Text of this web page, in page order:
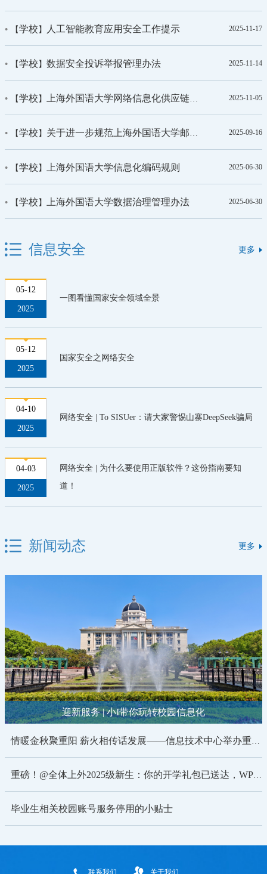
影像上外 教学资源入口
松江教学楼内部地图
【学校 】 人工智能教育应用安全工作提示 2025-11-17
【学校 】 数据安全投诉举报管理办法 2025-11-14
【学校 】 上海外国语大学网络信息化供应链安全管理办法（试行） 2025-11-05
【学校 】 关于进一步规范上海外国语大学邮箱使用管理的通知 2025-09-16
【学校 】 上海外国语大学信息化编码规则 2025-06-30
【学校 】 上海外国语大学数据治理管理办法 2025-06-30
信息安全 更多
05-12
2025
一图看懂国家安全领域全景
05-12
2025
国家安全之网络安全
04-10
2025
网络安全 | To SISUer：请大家警惕山寨DeepSeek骗局
04-03
2025
网络安全 | 为什么要使用正版软件？这份指南要知
道！
新闻动态 更多
迎新服务 | 小I带你玩转校园信息化
毕业生相关校园账号服务停用的小贴士
联系我们 关于我们